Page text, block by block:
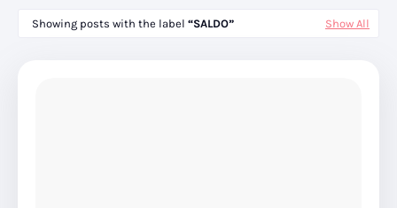
Showing posts with the label SALDO Show All